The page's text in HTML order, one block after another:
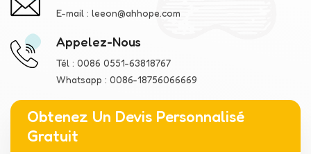
E-mail : leeon@ahhope.com
Appelez-Nous
Tél : 0086 0551-63818767
Whatsapp : 0086-18756066669
Obtenez Un Devis Personnalisé
Gratuit